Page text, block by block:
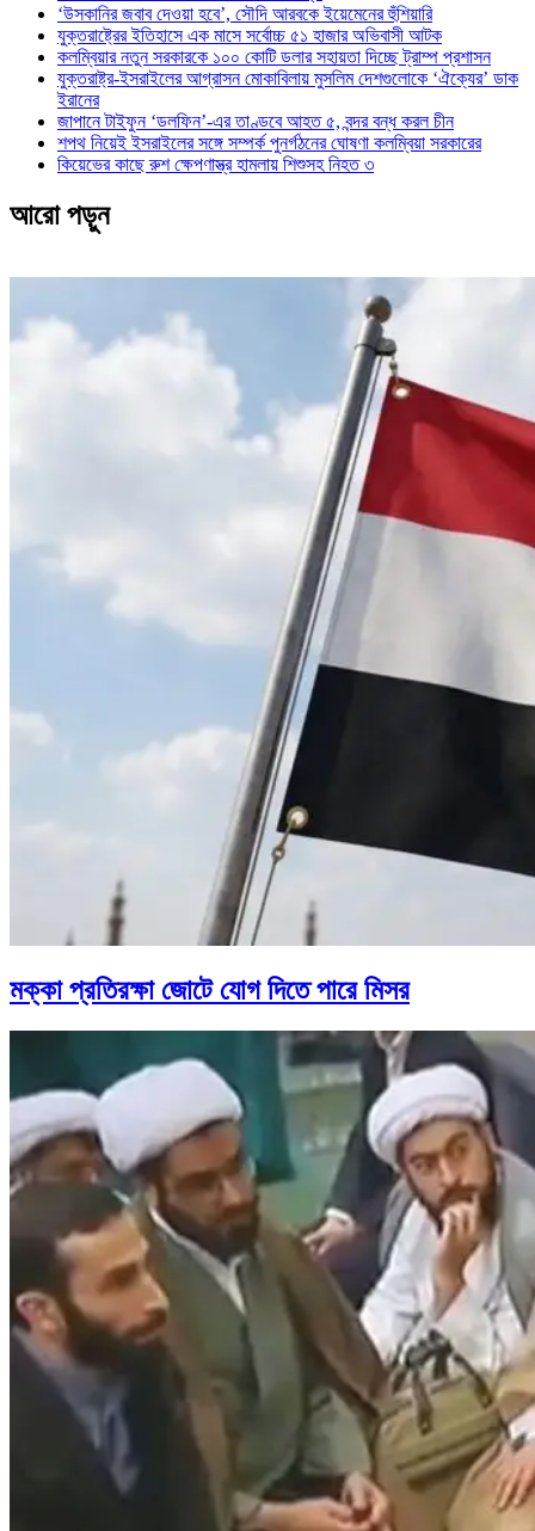
‘উসকানির জবাব দেওয়া হবে’, সৌদি আরবকে ইয়েমেনের হুঁশিয়ারি
যুক্তরাষ্ট্রের ইতিহাসে এক মাসে সর্বোচ্চ ৫১ হাজার অভিবাসী আটক
কলম্বিয়ার নতুন সরকারকে ১০০ কোটি ডলার সহায়তা দিচ্ছে ট্রাম্প প্রশাসন
যুক্তরাষ্ট্র-ইসরাইলের আগ্রাসন মোকাবিলায় মুসলিম দেশগুলোকে ‘ঐক্যের’ ডাক
ইরানের
জাপানে টাইফুন ‘ডলফিন’-এর তাণ্ডবে আহত ৫, বন্দর বন্ধ করল চীন
শপথ নিয়েই ইসরাইলের সঙ্গে সম্পর্ক পুনর্গঠনের ঘোষণা কলম্বিয়া সরকারের
কিয়েভের কাছে রুশ ক্ষেপণাস্ত্র হামলায় শিশুসহ নিহত ৩
আরো পড়ুন
মক্কা প্রতিরক্ষা জোটে যোগ দিতে পারে মিসর